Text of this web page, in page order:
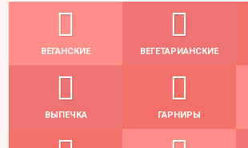
ВЕГАНСКИЕ ВЕГЕТАРИАНСКИЕ
ВЫПЕЧКА ГАРНИРЫ